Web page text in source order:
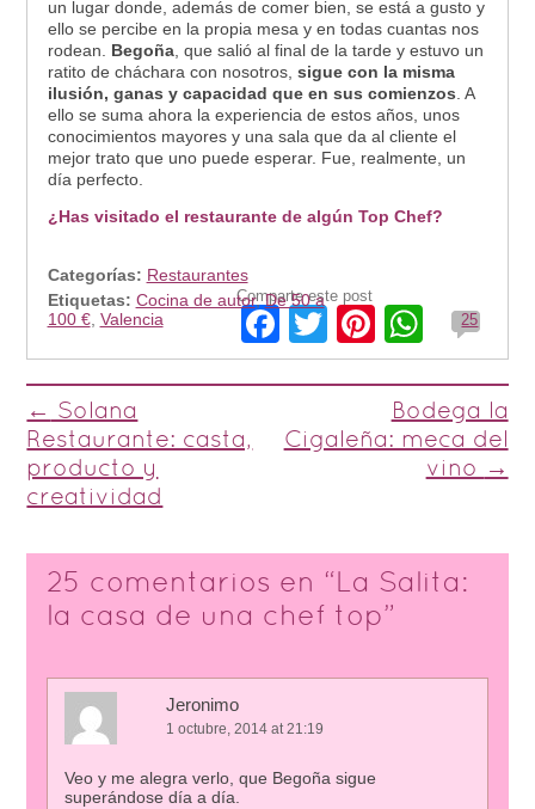
un lugar donde, además de comer bien, se está a gusto y
ello se percibe en la propia mesa y en todas cuantas nos
rodean. Begoña, que salió al final de la tarde y estuvo un
ratito de cháchara con nosotros, sigue con la misma
ilusión, ganas y capacidad que en sus comienzos . A
ello se suma ahora la experiencia de estos años, unos
conocimientos mayores y una sala que da al cliente el
mejor trato que uno puede esperar. Fue, realmente, un
día perfecto.
¿Has visitado el restaurante de algún Top Chef?
Categorías: Restaurantes
Etiquetas: Cocina de autor,De 50 a
100 €, Valencia
Comparte este post
Facebook
TwitterPinterest
25
Post navigation
←
Solana
Restaurante: casta,
producto y
creatividad
Bodega la
Cigaleña: meca del
vino
→
25 comentarios en “ La Salita:
la casa de una chef top”
Jeronimo
1 octubre, 2014 at 21:19
Veo y me alegra verlo, que Begoña sigue
superándose día a día.